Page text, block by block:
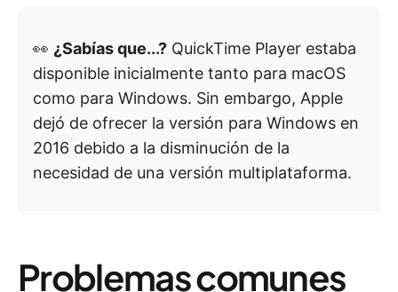
👀 ¿Sabías que...? QuickTime Player estaba
disponible inicialmente tanto para macOS
como para Windows. Sin embargo, Apple
dejó de ofrecer la versión para Windows en
2016 debido a la disminución de la
necesidad de una versión multiplataforma.
Problemas comunes